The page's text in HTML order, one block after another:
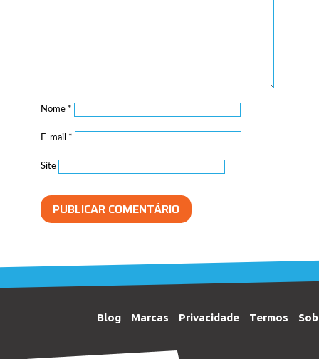
Nome *
E-mail *
Site
Blog Marcas Privacidade Termos